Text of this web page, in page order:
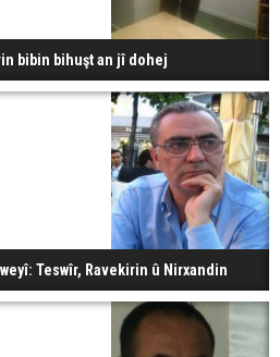
bibin bihuşt an jî dohej
Teswîr, Ravekirin û Nirxandin